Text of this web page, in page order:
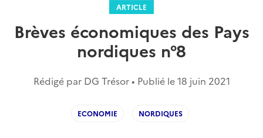
ARTICLE
Brèves économiques des Pays
nordiques n°8
Rédigé par DG Trésor • Publié le18 juin 2021
ECONOMIE NORDIQUES